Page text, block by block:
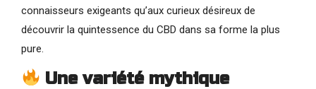
connaisseurs exigeants qu’aux curieux désireux de
découvrir la quintessence du CBD dans sa forme la plus
pure.
Une variété mythique